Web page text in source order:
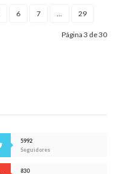
6 7 ... 29
Página 3 de 30
5992
Seguidores
830